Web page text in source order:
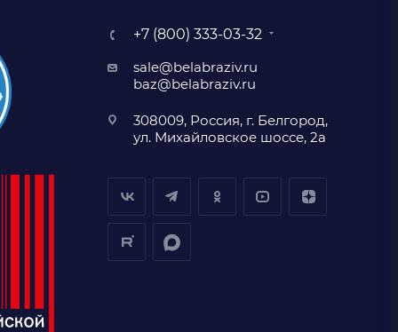
+7 (800) 333-03-32
sale@belabraziv.ru
baz@belabraziv.ru
308009, Россия, г. Белгород,
ул. Михайловское шоссе, 2а